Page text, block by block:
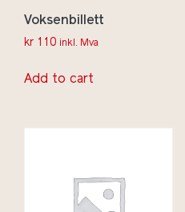
Voksenbillett
kr 110 inkl. Mva
Add to cart